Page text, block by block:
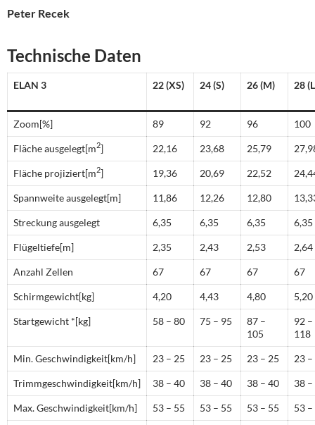
Peter Recek
Technische Daten
ELAN 3 22 (XS) 24 (S) 26 (M) 28
Zoom[%] 89 92 96 100
Fläche ausgelegt[m2] 22,16 23,68 25,79
Fläche projiziert[m2] 19,36 20,69 22,52
Spannweite ausgelegt[m] 11,86 12,26 12,80
Streckung ausgelegt 6,35 6,35 6,35 6,35
Flügeltiefe[m] 2,35 2,43 2,53 2,64
Anzahl Zellen 67 67 67 67
Schirmgewicht[kg] 4,20 4,43 4,80 5,20
Startgewicht *[kg] 58 – 80 75 – 95
87 –
105
92 –
118
Min. Geschwindigkeit[km/h] 23 – 25 23 – 25 23 – 25 23
Trimmgeschwindigkeit[km/h] 38 – 40 38 – 40 38 – 40 38
Max. Geschwindigkeit[km/h] 53 – 55 53 – 55 53 – 55 53